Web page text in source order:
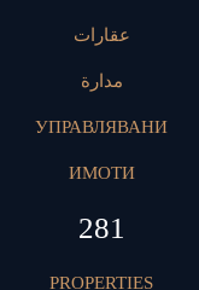
عقارات
مدارة
УПРАВЛЯВАНИ
ИМОТИ
419
PROPERTIES